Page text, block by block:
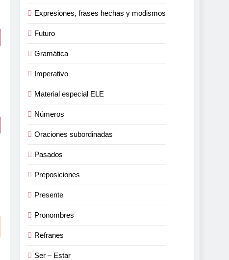
Expresiones, frases hechas y modismos
Futuro
Gramática
Imperativo
Material especial ELE
Números
Oraciones subordinadas
Pasados
Preposiciones
Presente
Pronombres
Refranes
Ser – Estar